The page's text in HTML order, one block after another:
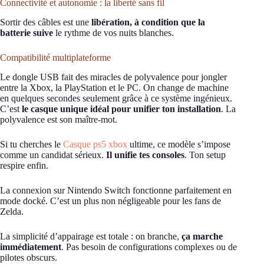
Connectivité et autonomie : la liberté sans fil
Sortir des câbles est une libération, à condition que la
batterie suive le rythme de vos nuits blanches.
Compatibilité multiplateforme
Le dongle USB fait des miracles de polyvalence pour jongler
entre la Xbox, la PlayStation et le PC. On change de machine
en quelques secondes seulement grâce à ce système ingénieux.
C’est le casque unique idéal pour unifier ton installation. La
polyvalence est son maître-mot.
Si tu cherches le Casque ps5 xbox ultime, ce modèle s’impose
comme un candidat sérieux. Il unifie tes consoles. Ton setup
respire enfin.
La connexion sur Nintendo Switch fonctionne parfaitement en
mode docké. C’est un plus non négligeable pour les fans de
Zelda.
La simplicité d’appairage est totale : on branche, ça marche
immédiatement. Pas besoin de configurations complexes ou de
pilotes obscurs.